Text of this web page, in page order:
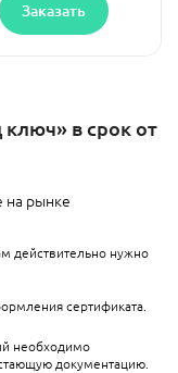
Заказать
в срок от
на рынке
действительно нужно
сертификата.
необходимо
документацию.